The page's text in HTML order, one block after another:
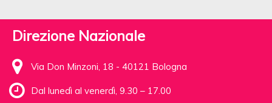
Direzione Nazionale
Via Don Minzoni, 18 - 40121 Bologna
Dal lunedì al venerdì, 9.30 – 17.00